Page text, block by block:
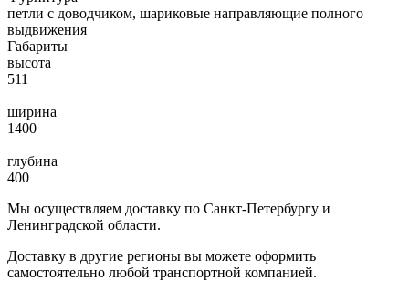
петли с доводчиком, шариковые направляющие полного
выдвижения
Габариты
высота
511
ширина
1400
глубина
400
Мы осуществляем доставку по Санкт-Петербургу и
Ленинградской области.
Доставку в другие регионы вы можете оформить
самостоятельно любой транспортной компанией.